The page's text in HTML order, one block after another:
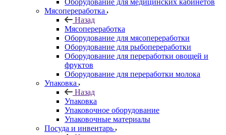
Оборудование для медицинских кабинетов
Мясопереработка
Назад
Мясопереработка
Оборудование для мясопереработки
Оборудование для рыбопереработки
Оборудование для переработки овощей и
фруктов
Оборудование для переработки молока
Упаковка
Назад
Упаковка
Упаковочное оборудование
Упаковочные материалы
Посуда и инвентарь